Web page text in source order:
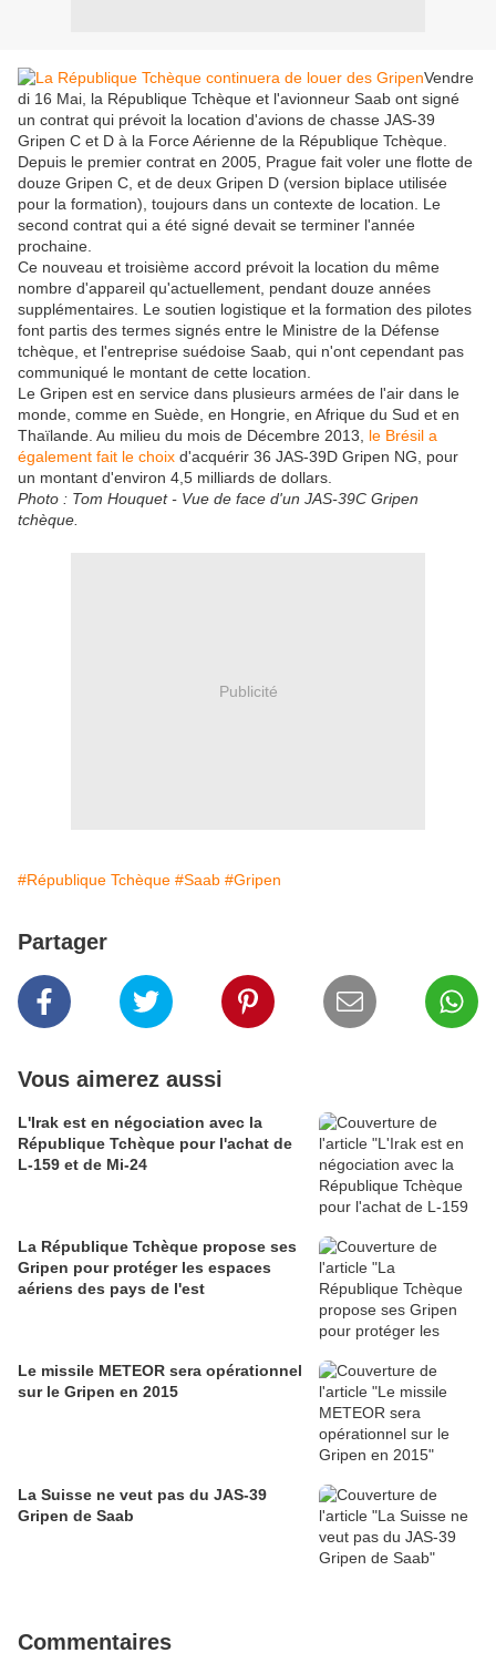
Vendre
di 16 Mai, la République Tchèque et l'avionneur Saab ont signé
un contrat qui prévoit la location d'avions de chasse JAS-39
Gripen C et D à la Force Aérienne de la République Tchèque.
Depuis le premier contrat en 2005, Prague fait voler une flotte de
douze Gripen C, et de deux Gripen D (version biplace utilisée
pour la formation), toujours dans un contexte de location. Le
second contrat qui a été signé devait se terminer l'année
prochaine.
Ce nouveau et troisième accord prévoit la location du même
nombre d'appareil qu'actuellement, pendant douze années
supplémentaires. Le soutien logistique et la formation des pilotes
font partis des termes signés entre le Ministre de la Défense
tchèque, et l'entreprise suédoise Saab, qui n'ont cependant pas
communiqué le montant de cette location.
Le Gripen est en service dans plusieurs armées de l'air dans le
monde, comme en Suède, en Hongrie, en Afrique du Sud et en
Thaïlande. Au milieu du mois de Décembre 2013, le Brésil a
également fait le choix d'acquérir 36 JAS-39D Gripen NG, pour
un montant d'environ 4,5 milliards de dollars.
Photo : Tom Houquet - Vue de face d'un JAS-39C Gripen
tchèque.
Publicité
#République Tchèque #Saab #Gripen
Partager
Vous aimerez aussi
L'Irak est en négociation avec la
République Tchèque pour l'achat de
L-159 et de Mi-24
La République Tchèque propose ses
Gripen pour protéger les espaces
aériens des pays de l'est
Le missile METEOR sera opérationnel
sur le Gripen en 2015
La Suisse ne veut pas du JAS-39
Gripen de Saab
Commentaires